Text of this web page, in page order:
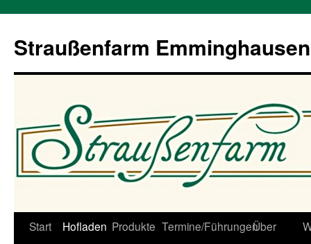
Straußenfarm Emminghausen
Zum
Start Hofladen Produkte Termine/FührungenÜber